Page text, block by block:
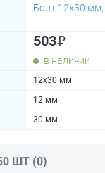
Болт 12х30
503₽
в наличии
12х30 мм
12 мм
30 мм
ШТ (0)